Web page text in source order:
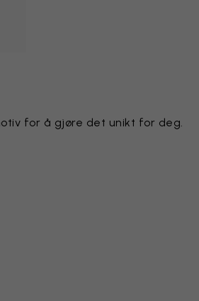
for å gjøre det unikt for deg.